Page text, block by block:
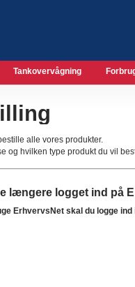
Tankovervågning
alle vores produkter.
og hvilken type produkt du vil
længere logget ind på
ErhvervsNet skal du logge ind